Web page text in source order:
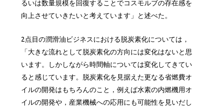
るいは数量規模を回復することでコスモルブの存在感を
向上させていきたいと考えています」と述べた。
2点目の潤滑油ビジネスにおける脱炭素化については，
「大きな流れとして脱炭素化の方向には変化はないと思
います。しかしながら時間軸については変化してきてい
ると感じています。脱炭素化を見据えた更なる省燃費オ
イルの開発はもちろんのこと，例えば水素の内燃機用オ
イルの開発や，産業機械への応用にも可能性を見いだし